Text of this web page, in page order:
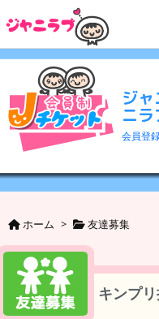
ジ
ニラ
会員登
ホーム > 友達募集
キンプ